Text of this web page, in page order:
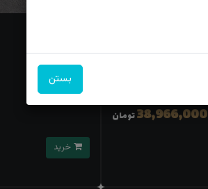
38,966,000تومان
خرید
بستن